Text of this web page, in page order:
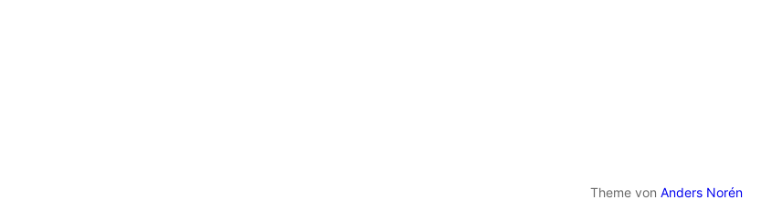
Theme von Anders Norén